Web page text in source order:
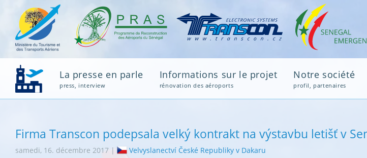
La presse en parle
press, interview
Informations sur le projet
rénovation des aéroports
Notre société
profil, partenaires
Firma Transcon podepsala velký kontrakt na výstavbu letišť v
samedi, 16. décembre 2017 | Velvyslanectví České Republiky v Dakaru